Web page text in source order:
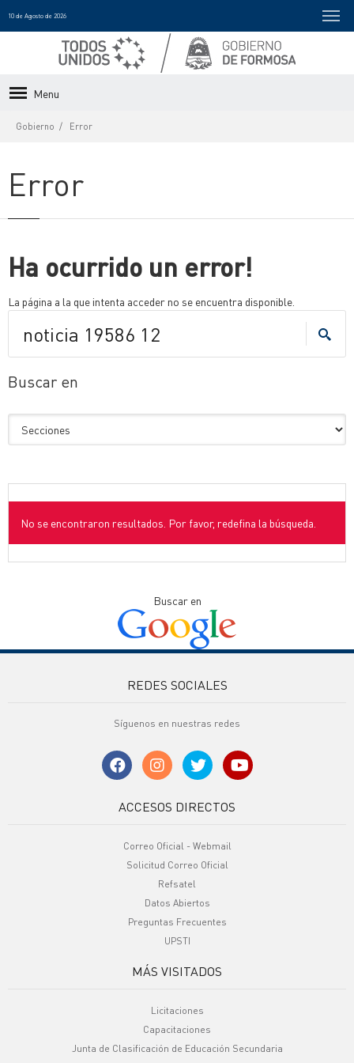
10 de Agosto de 2026
Menu
Gobierno Error
Error
Ha ocurrido un error!
La página a la que intenta acceder no se encuentra disponible.
Buscar en
No se encontraron resultados. Por favor, redefina la búsqueda.
Buscar en
REDES SOCIALES
Síguenos en nuestras redes
ACCESOS DIRECTOS
Correo Oficial - Webmail
Solicitud Correo Oficial
Refsatel
Datos Abiertos
Preguntas Frecuentes
UPSTI
MÁS VISITADOS
Licitaciones
Capacitaciones
Junta de Clasificación de Educación Secundaria